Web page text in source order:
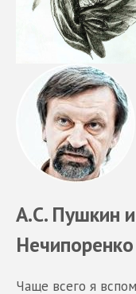
А.С. Пушкин
Нечипоренко
Чаще всего я